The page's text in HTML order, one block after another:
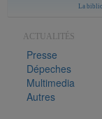
La
ACTUALITÉS
Presse
Dépeches
Multimedia
Autres